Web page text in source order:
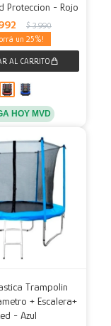
Proteccion - Rojo
$ 3.990
25
HOY MVD
Trampolin
+ Escalera+
- Azul